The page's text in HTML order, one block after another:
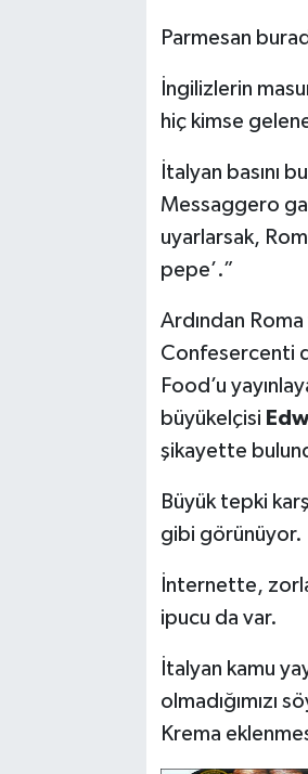
Parmesan
İngilizlerin
hiç kimse
İtalyan basını
Messaggero
uyarlarsak,
pepe’.”
Ardından
Confesercenti
Food’u
büyükelçisi
şikayette
Büyük tepki
gibi görünüyor.
İnternette,
ipucu da var.
İtalyan kamu
olmadığımızı
Krema